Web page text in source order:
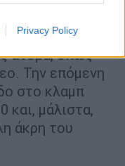
Privacy Policy
γεμίσει
άτομα, όπως
Την επόμενη
στο κλαμπ
και, μάλιστα,
άκρη του